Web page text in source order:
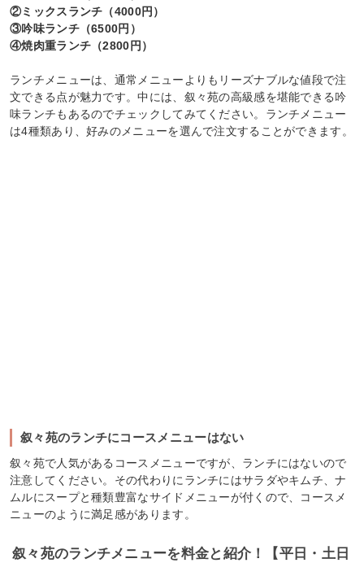
②ミックスランチ（4000円）
③吟味ランチ（6500円）
④焼肉重ランチ（2800円）
ランチメニューは、通常メニューよりもリーズナブルな値段で注
文できる点が魅力です。中には、叙々苑の高級感を堪能できる吟
味ランチもあるのでチェックしてみてください。ランチメニュー
は4種類あり、好みのメニューを選んで注文することができます。
叙々苑のランチにコースメニューはない
叙々苑で人気があるコースメニューですが、ランチにはないので
注意してください。その代わりにランチにはサラダやキムチ、ナ
ムルにスープと種類豊富なサイドメニューが付くので、コースメ
ニューのように満足感があります。
叙々苑のランチメニューを料金と紹介！【平日・土日